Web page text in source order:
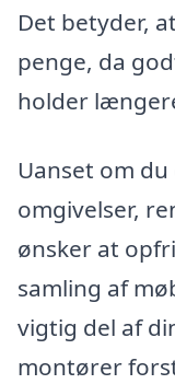
Det betyder,
penge, da
holder
Uanset om
omgivelser,
ønsker at
samling af
vigtig del af
montører